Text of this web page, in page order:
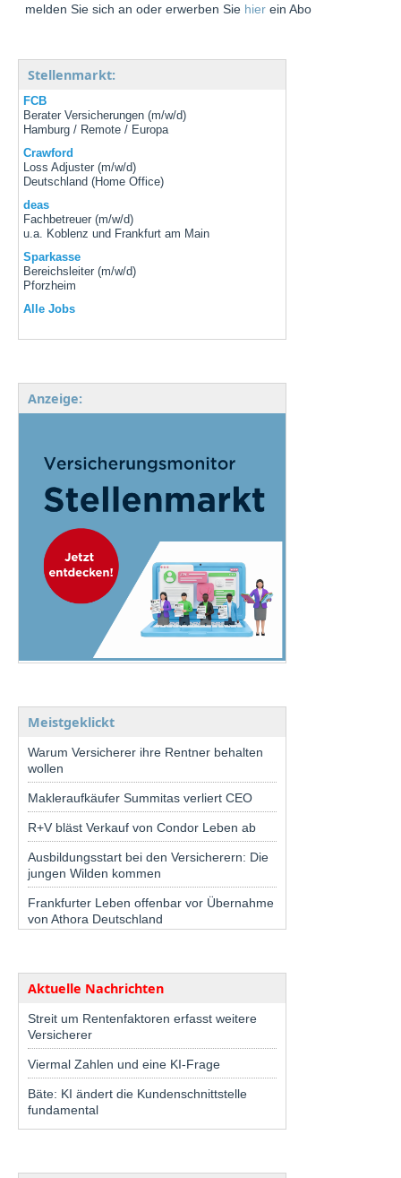
melden Sie sich an oder erwerben Sie hier ein Abo
Stellenmarkt:
FCB
Berater Versicherungen (m/w/d)
Hamburg / Remote / Europa
Crawford
Loss Adjuster (m/w/d)
Deutschland (Home Office)
deas
Fachbetreuer (m/w/d)
u.a. Koblenz und Frankfurt am Main
Sparkasse
Bereichsleiter (m/w/d)
Pforzheim
Alle Jobs
Anzeige:
Meistgeklickt
Warum Versicherer ihre Rentner behalten
wollen
Makleraufkäufer Summitas verliert CEO
R+V bläst Verkauf von Condor Leben ab
Ausbildungsstart bei den Versicherern: Die
jungen Wilden kommen
Frankfurter Leben offenbar vor Übernahme
von Athora Deutschland
Aktuelle Nachrichten
Streit um Rentenfaktoren erfasst weitere
Versicherer
Viermal Zahlen und eine KI-Frage
Bäte: KI ändert die Kundenschnittstelle
fundamental